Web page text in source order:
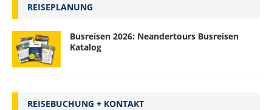
REISEPLANUNG
Busreisen 2026: Neandertours Busreisen
Katalog
REISEBUCHUNG + KONTAKT